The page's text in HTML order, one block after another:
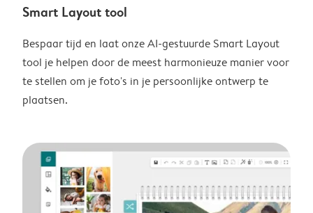
Smart Layout tool
Bespaar tijd en laat onze AI-gestuurde Smart Layout
tool je helpen door de meest harmonieuze manier voor
te stellen om je foto's in je persoonlijke ontwerp te
plaatsen.